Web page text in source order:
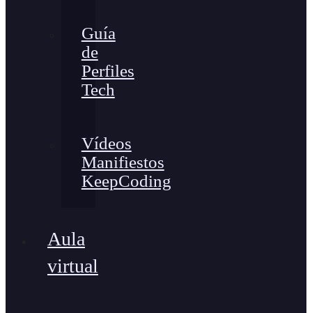
Guía
de
Perfiles
Tech
Vídeos
Manifiestos
KeepCoding
Aula
virtual